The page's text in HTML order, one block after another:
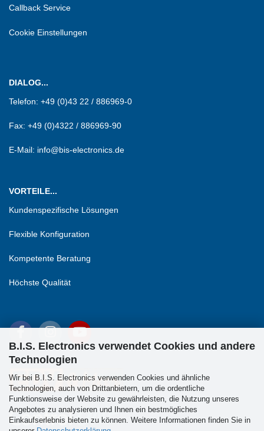
B.I.S. Electronics verwendet Cookies und andere
Technologien
Wir bei B.I.S. Electronics verwenden Cookies und ähnliche
Technologien, auch von Drittanbietern, um die ordentliche
Funktionsweise der Website zu gewährleisten, die Nutzung unseres
Angebotes zu analysieren und Ihnen ein bestmögliches
Einkaufserlebnis bieten zu können. Weitere Informationen finden Sie in
Callback Service
Cookie Einstellungen
DIALOG...
Telefon: +49 (0)43 22 / 886969-0
Fax: +49 (0)4322 / 886969-90
E-Mail: info@bis-electronics.de
VORTEILE...
Kundenspezifische Lösungen
Flexible Konfiguration
Kompetente Beratung
Höchste Qualität